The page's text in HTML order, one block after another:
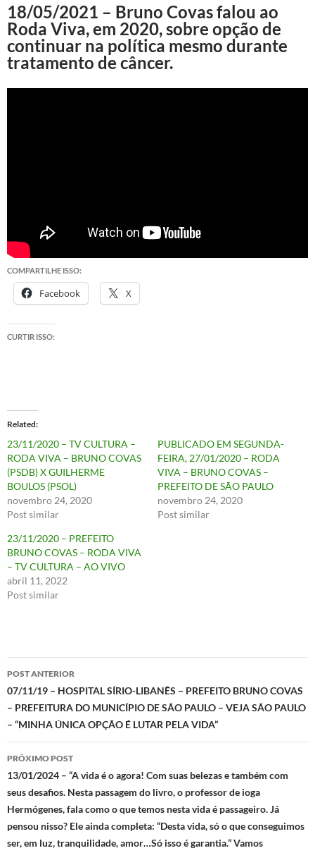
18/05/2021 – Bruno Covas falou ao
Roda Viva, em 2020, sobre opção de
continuar na política mesmo durante
tratamento de câncer.
COMPARTILHE ISSO:
Facebook X
CURTIR ISSO:
Related
23/11/2020 – TV CULTURA –
RODA VIVA – BRUNO COVAS
(PSDB) X GUILHERME
BOULOS (PSOL)
novembro 24, 2020
Post similar
PUBLICADO EM SEGUNDA-
FEIRA, 27/01/2020 – RODA
VIVA – BRUNO COVAS –
PREFEITO DE SÃO PAULO
novembro 24, 2020
Post similar
23/11/2020 – PREFEITO
BRUNO COVAS – RODA VIVA
– TV CULTURA – AO VIVO
abril 11, 2022
Post similar
Navegação
de
posts
POST ANTERIOR
07/11/19 – HOSPITAL SÍRIO-LIBANÊS – PREFEITO BRUNO COVAS
– PREFEITURA DO MUNICÍPIO DE SÃO PAULO – VEJA SÃO PAULO
– “MINHA ÚNICA OPÇÃO É LUTAR PELA VIDA”
PRÓXIMO POST
13/01/2024 – “A vida é o agora! Com suas belezas e também com
seus desafios. Nesta passagem do livro, o professor de ioga
Hermógenes, fala como o que temos nesta vida é passageiro. Já
pensou nisso? Ele ainda completa: “Desta vida, só o que conseguimos
ser, em luz, tranquilidade, amor…Só isso é garantia.” Vamos